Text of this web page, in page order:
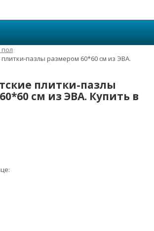
пазлы размером 60*60 см из ЭВА.
плитки-пазлы
см из ЭВА. Купить в